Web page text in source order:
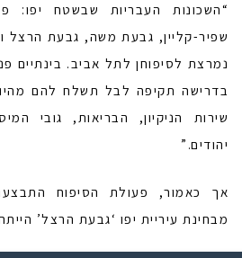
“השכונות העבריות שבשטח יפו:
שפיר-קליין, גבעת משה, גבעת הרצל
נמרצת לסיפוחן לתל אביב. בינתיים
בדרישה תקיפה לבל תשלח להם
שירות הניקיון, הבריאות, גובי
יהודים.”
מבחינת עיריית יפו ‘גבעת הרצל’